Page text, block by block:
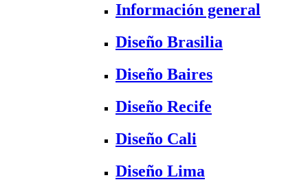
Información general
Diseño Brasilia
Diseño Baires
Diseño Recife
Diseño Cali
Diseño Lima